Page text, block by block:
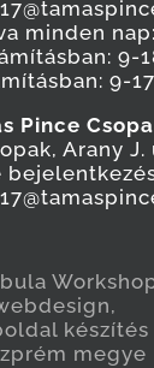
minden nap:
9-
9-
Pince
Arany J.